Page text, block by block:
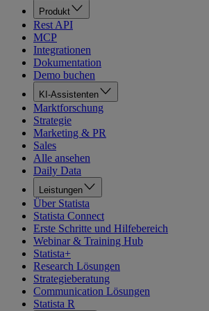
Produkt
Rest API
MCP
Integrationen
Dokumentation
Demo buchen
KI-Assistenten
Marktforschung
Strategie
Marketing & PR
Sales
Alle ansehen
Daily Data
Leistungen
Über Statista
Statista Connect
Erste Schritte und Hilfebereich
Webinar & Training Hub
Statista+
Research Lösungen
Strategieberatung
Communication Lösungen
Statista R